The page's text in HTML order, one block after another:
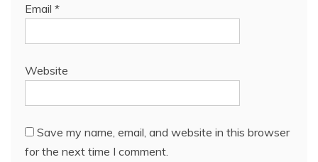
Email *
Website
Save my name, email, and website in this browser
for the next time I comment.